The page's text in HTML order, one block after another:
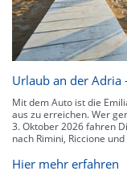
Urlaub an der Adria
Mit dem Auto ist die
aus zu erreichen. Wer
3. Oktober 2026 fahren
nach Rimini, Riccione
Hier mehr erfahren